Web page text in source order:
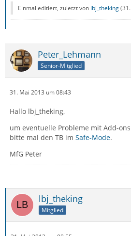
Einmal editiert, zuletzt von lbj_theking(
Peter_Lehmann
Senior-Mitglied
31. Mai 2013 um 08:43
Hallo lbj_theking,
um eventuelle Probleme mit Add-
bitte mal den TB im Safe-Mode.
MfG Peter
lbj_theking
Mitglied